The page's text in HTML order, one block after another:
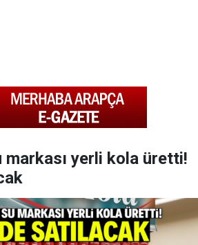
markası yerli kola üretti!